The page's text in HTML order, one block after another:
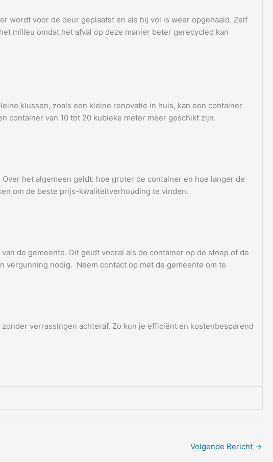
wordt voor de deur geplaatst en als hij vol is weer opgehaald. Zelf
milieu omdat het afval op deze manier beter gerecycled kan
klussen, zoals een kleine renovatie in huis, kan een container
container van 10 tot 20 kubieke meter meer geschikt zijn.
het algemeen geldt: hoe groter de container en hoe langer de
om de beste prijs-kwaliteitverhouding te vinden.
de gemeente. Dit geldt vooral als de container op de stoep of de
vergunning nodig. Neem contact op met de gemeente om te
verrassingen achteraf. Zo kun je efficiënt en kostenbesparend
Volgende Bericht →